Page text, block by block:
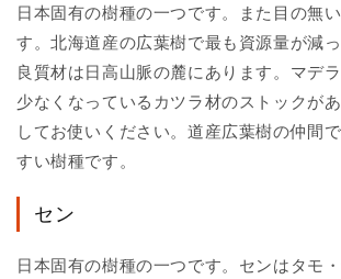
日本固有の樹種の一つです。また目の無
す。北海道産の広葉樹で最も資源量が減っ
良質材は日高山脈の麓にあります。マデラ
少なくなっているカツラ材のストックが
してお使いください。道産広葉樹の仲間
すい樹種です。
セン
日本固有の樹種の一つです。センはタモ